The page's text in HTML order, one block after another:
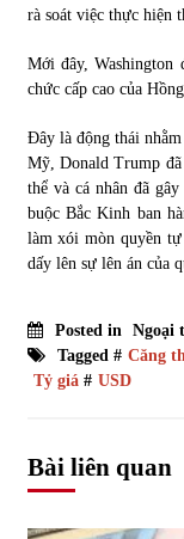
rà soát việc thực hiện
Mới đây, Washington
chức cấp cao của
Đây là động thái
Mỹ, Donald Trump
thể và cá nhân đã
buộc Bắc Kinh ban
làm xói mòn quyền
dấy lên sự lên án của
Posted in
Ngoại
Tagged # Căng
Tỷ giá# USD
Bài liên quan